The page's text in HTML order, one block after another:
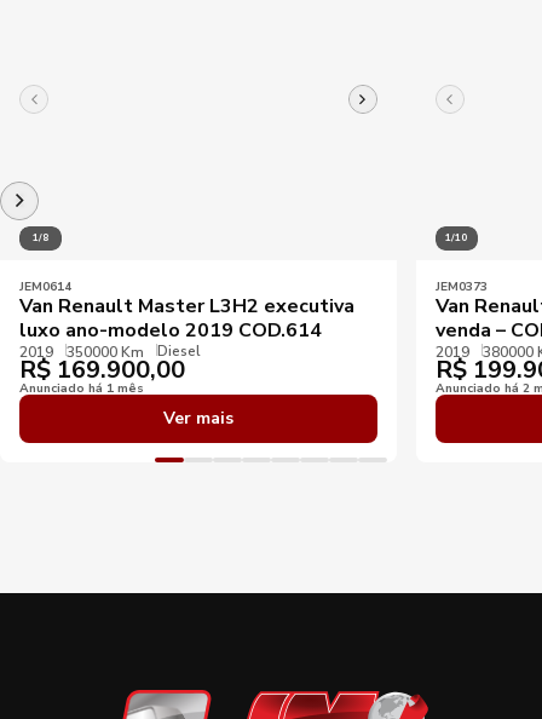
1/8
JEM0614
Van Renault Master L3H2 executiva
luxo ano-modelo 2019 COD.614
2019 350000 Km Diesel
R$ 169.900,00
Anunciado há 1 mês
Ver mais
1/10
JEM0373
Van
venda –
2019 380000
R$
Anunciado há 2